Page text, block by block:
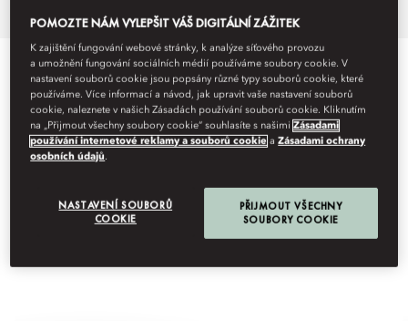
DISCOVER MACAU
POMOZTE NÁM VYLEPŠIT VÁŠ DIGITÁLNÍ ZÁŽITEK
K zajištění fungování webové stránky, k analýze síťového provozu
a umožnění fungování sociálních médií používáme soubory cookie. V
nastavení souborů cookie jsou popsány různé typy souborů cookie, které
používáme. Více informací a návod, jak upravit vaše nastavení souborů
cookie, naleznete v našich Zásadách používání souborů cookie. Kliknutím
na „Přijmout všechny soubory cookie“ souhlasíte s našimiZásadami
používání internetové reklamy a souborů cookie aZásadami ochrany
osobních údajů.
NASTAVENÍ SOUBORŮ
COOKIE
PŘIJMOUT VŠECHNY
SOUBORY COOKIE